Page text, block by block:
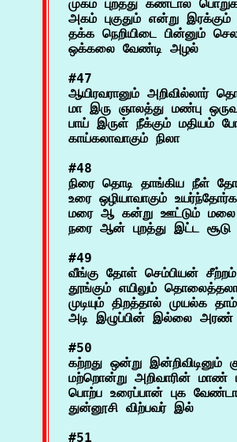
முகம் புறத்து கண்டால்
அகம் புகுதும் என்று
தக்க நெறியிடை பின்னும்
#47
ஆயிரவரானும் அறிவில்லார்
மா இரு ஞாலத்து மண்பு
பாய் இருள் நீக்கும் மதியம்
#48
நிரை தொடி தாங்கிய நீள்
உரை ஒழியாவாகும்
மரை ஆ கன்று ஊட்டும் மலை
#49
வீங்கு தோள் செம்பியன் சீற்றம்
தூங்கும் எயிலும்
முடியும் திறத்தால் முயல்க
#50
கற்றது ஒன்று இன்றிவிடினும்
மற்றொன்று அறிவாரின் மாண்
பொற்ப உரைப்பான் புக
#51